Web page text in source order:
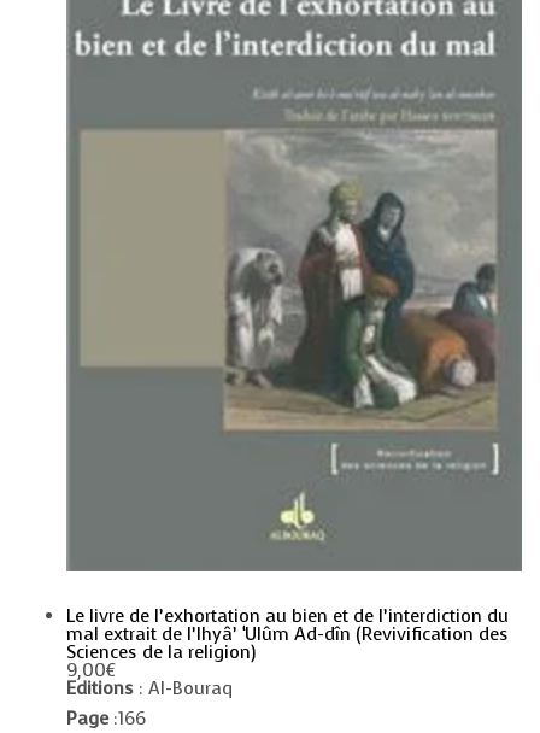
Le livre de l’exhortation au bien et de l’interdiction du
mal extrait de l’Ihyâ’ ‘Ulûm Ad-dîn (Revivification des
Sciences de la religion)
9,00€
Editions : Al-Bouraq
Page:166